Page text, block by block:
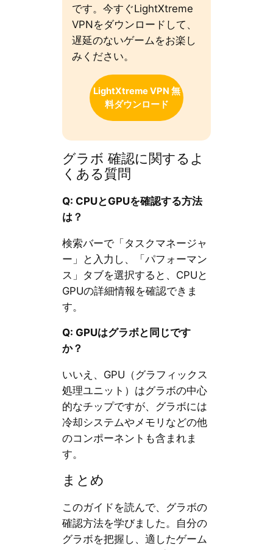
です。今すぐLightXtreme
VPNをダウンロードして、
遅延のないゲームをお楽し
みください。
LightXtreme VPN 無
料ダウンロード
グラボ 確認に関するよ
くある質問
Q: CPUとGPUを確認する方法
は？
検索バーで「タスクマネージャ
ー」と入力し、「パフォーマン
ス」タブを選択すると、CPUと
GPUの詳細情報を確認できま
す。
Q: GPUはグラボと同じです
か？
いいえ、GPU（グラフィックス
処理ユニット）はグラボの中心
的なチップですが、グラボには
冷却システムやメモリなどの他
のコンポーネントも含まれま
す。
まとめ
このガイドを読んで、グラボの
確認方法を学びました。自分の
グラボを把握し、適したゲーム